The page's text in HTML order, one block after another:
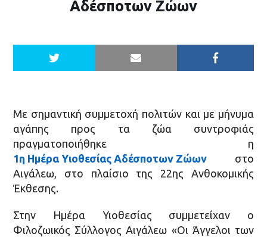
Αδέσποτων Ζώων
Με σημαντική συμμετοχή πολιτών και με μήνυμα
αγάπης προς τα ζώα συντροφιάς
πραγματοποιήθηκε η
1η Ημέρα Υιοθεσίας Αδέσποτων Ζώων στο
Αιγάλεω, στο πλαίσιο της 22ης Ανθοκομικής
Έκθεσης.
Στην Ημέρα Υιοθεσίας συμμετείχαν ο
Φιλοζωικός Σύλλογος Αιγάλεω «Οι Άγγελοι των